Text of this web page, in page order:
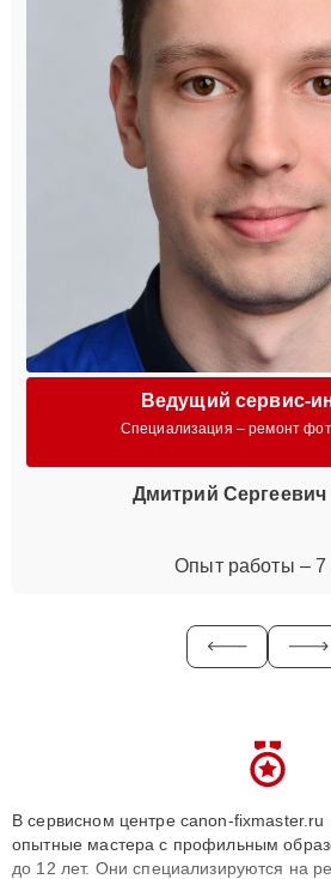
Ведущий сервис-
Специализация – ремонт
Дмитрий
Опыт работы – 7
В сервисном центре canon-
опытные мастера с профильным
до 12 лет. Они специализируются на